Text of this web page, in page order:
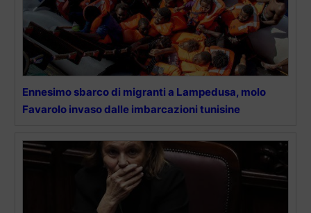
Ennesimo sbarco di migranti a Lampedusa, molo
Favarolo invaso dalle imbarcazioni tunisine